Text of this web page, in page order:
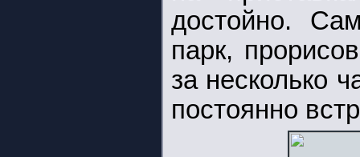
достойно.
парк,
за несколько
постоянно